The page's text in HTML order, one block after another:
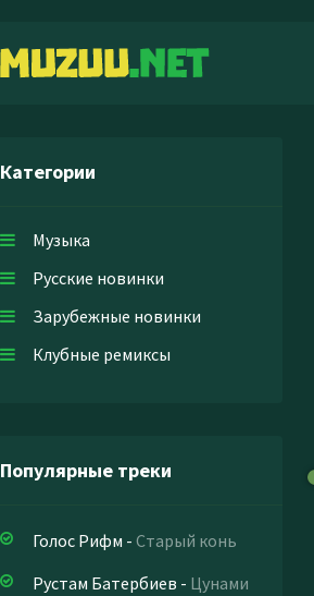
Категории
Музыка
Русские новинки
Зарубежные новинки
Клубные ремиксы
Популярные треки
Голос Рифм - Старый конь
Рустам Батербиев - Цунами